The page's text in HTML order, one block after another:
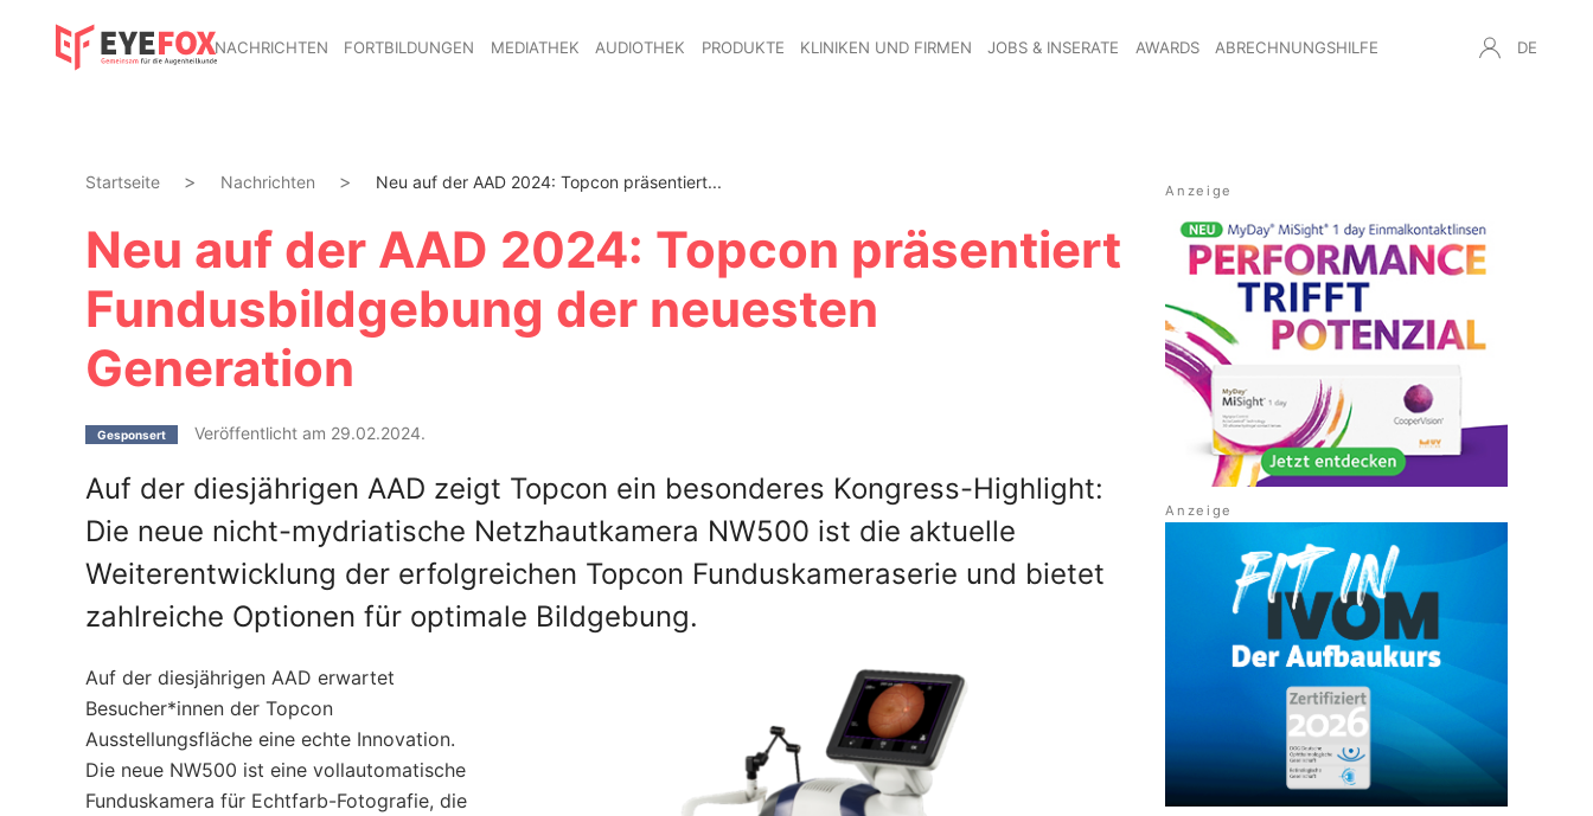
NACHRICHTEN FORTBILDUNGEN MEDIATHEK AUDIOTHEK PRODUKTE KLINIKEN UND FIRMEN JOBS & INSERATE AWARDS ABRECHNUNGSHILFE DE
Startseite Nachrichten Neu auf der AAD 2024: Topcon präsentiert...
Neu auf der AAD 2024: Topcon präsentiert
Fundusbildgebung der neuesten
Generation
Gesponsert Veröffentlicht am 29.02.2024.
Auf der diesjährigen AAD zeigt Topcon ein besonderes Kongress-Highlight:
Die neue nicht-mydriatische Netzhautkamera NW500 ist die aktuelle
Weiterentwicklung der erfolgreichen Topcon Funduskameraserie und bietet
zahlreiche Optionen für optimale Bildgebung.
Auf der diesjährigen AAD erwartet
Besucher*innen der Topcon
Ausstellungsfläche eine echte Innovation.
Die neue NW500 ist eine vollautomatische
Funduskamera für Echtfarb-Fotografie, die